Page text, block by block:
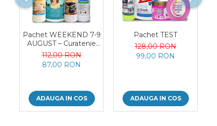
Plasturi
Produse incontinenta
Sampon
Sare de baie
Servetele Umede
Pachet WEEKEND 7-9
AUGUST – Curatenie
Profesionala Completa,
4 Produse
112,00 RON
87,00 RON
ADAUGA IN COS
Pachet TEST
128,00 RON
99,00 RON
ADAUGA IN COS